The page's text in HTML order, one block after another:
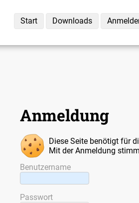
Start Downloads
Anmeldung
Diese Seite benötigt für
Mit der Anmeldung
Benutzername
Passwort